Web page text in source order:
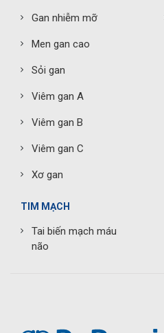
Gan nhiễm mỡ
Men gan cao
Sỏi gan
Viêm gan A
Viêm gan B
Viêm gan C
Xơ gan
TIM MẠCH
Tai biến mạch máu
não